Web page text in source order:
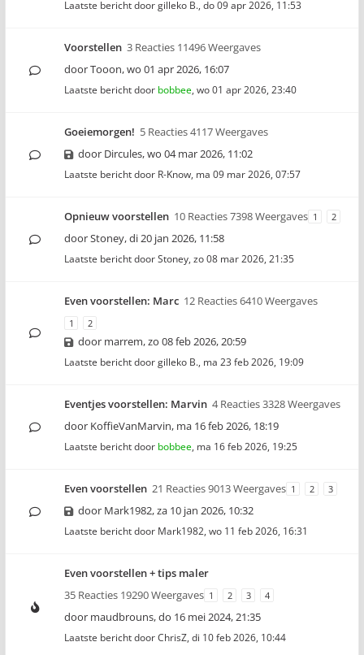
Laatste bericht doorgilleko B., do 09 apr 2026, 11:53
Voorstellen 3 Reacties 11496 Weergaves
doorTooon,wo 01 apr 2026, 16:07
Laatste bericht door bobbee, wo 01 apr 2026, 23:40
Goeiemorgen! 5 Reacties 4117 Weergaves
door Dircules,wo 04 mar 2026, 11:02
Laatste bericht door R-Know, ma 09 mar 2026, 07:57
Opnieuw voorstellen 10 Reacties 7398 Weergaves 1 2
doorStoney,di 20 jan 2026, 11:58
Laatste bericht doorStoney, zo 08 mar 2026, 21:35
Even voorstellen: Marc 12 Reacties 6410 Weergaves
1 2
door marrem,zo 08 feb 2026, 20:59
Laatste bericht doorgilleko B., ma 23 feb 2026, 19:09
Eventjes voorstellen: Marvin 4 Reacties 3328 Weergaves
door KoffieVanMarvin, ma 16 feb 2026, 18:19
Laatste bericht door bobbee, ma 16 feb 2026, 19:25
Even voorstellen 21 Reacties 9013 Weergaves 1 2 3
door Mark1982,za 10 jan 2026, 10:32
Laatste bericht door Mark1982, wo 11 feb 2026, 16:31
Even voorstellen + tips maler
35 Reacties 19290 Weergaves 1 2 3 4
door maudbrouns,do 16 mei 2024, 21:35
Laatste bericht doorChrisZ, di 10 feb 2026, 10:44